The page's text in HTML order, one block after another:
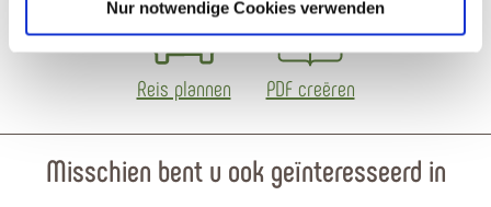
Nur notwendige Cookies verwenden
Reis plannen PDF creëren
Misschien bent u ook geïnteresseerd in